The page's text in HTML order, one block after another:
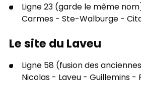
Ligne 23 (garde le même
Carmes - Ste-Walburge -
Le site du Laveu
Ligne 58 (fusion des
Nicolas - Laveu - Guillemins -